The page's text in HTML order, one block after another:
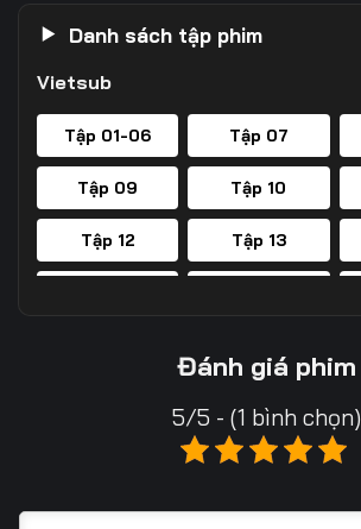
Danh sách tập phim
Vietsub
Tập 01-06 Tập 07
Tập 09 Tập 10
Tập 12 Tập 13
Tập 25
Đánh giá phim
5/5 - (1 bình chọn)